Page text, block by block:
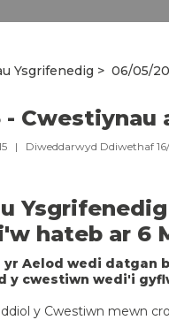
Ysgrifenedig 06/05/
-
| Diweddarwyd Ddiwethaf
hateb ar 6
yr Aelod wedi datgan
y cwestiwn wedi'i
y Cwestiwn mewn